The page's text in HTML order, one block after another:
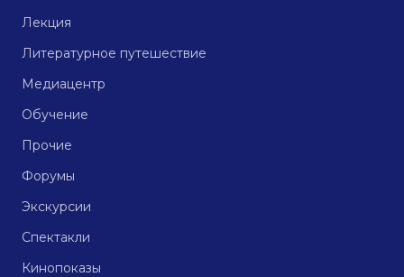
Лекция
Литературное путешествие
Медиацентр
Обучение
Прочие
Форумы
Экскурсии
Спектакли
Кинопоказы